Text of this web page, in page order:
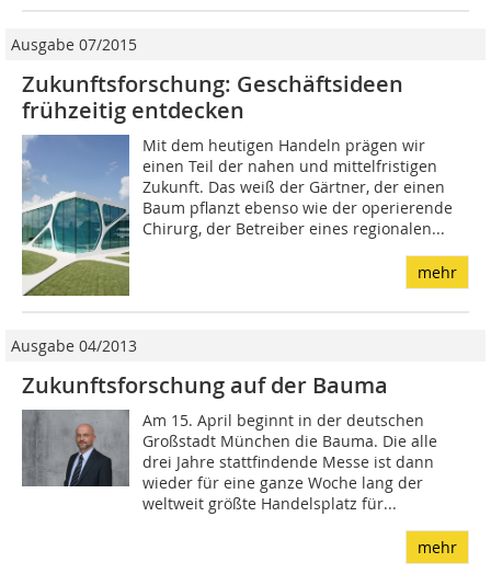
Ausgabe 07/2015
Zukunftsforschung: Geschäftsideen
frühzeitig entdecken
Mit dem heutigen Handeln prägen wir
einen Teil der nahen und mittelfristigen
Zukunft. Das weiß der Gärtner, der einen
Baum pflanzt ebenso wie der operierende
Chirurg, der Betreiber eines regionalen...
mehr
Ausgabe 04/2013
Zukunftsforschung auf der Bauma
Am 15. April beginnt in der deutschen
Großstadt München die Bauma. Die alle
drei Jahre stattfindende Messe ist dann
wieder für eine ganze Woche lang der
weltweit größte Handelsplatz für...
mehr